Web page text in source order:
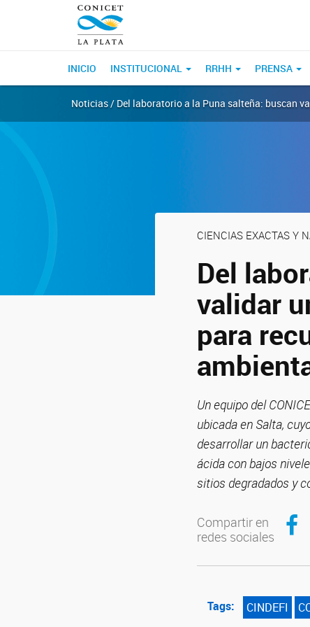
INICIO INSTITUCIONAL RRHH PRENSA
Noticias / Del laboratorio a la Puna salteña: buscan
CIENCIAS EXACTAS Y
Del
validar
para
Un equipo del
ubicada en Salta,
desarrollar un
ácida con bajos
sitios degradados y
Compartir en
redes sociales
Tags: CINDEFI